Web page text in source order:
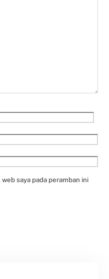
saya pada peramban ini